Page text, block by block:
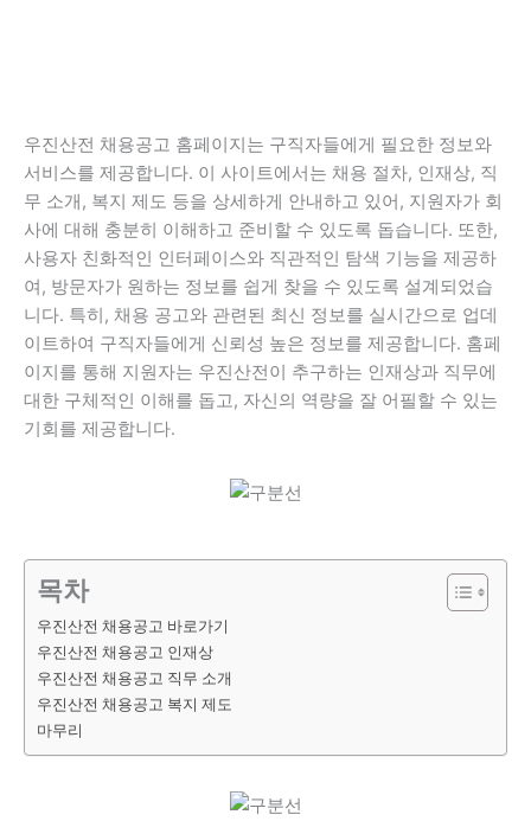
우진산전 채용공고 홈페이지는 구직자들에게 필요한 정보와
서비스를 제공합니다. 이 사이트에서는 채용 절차, 인재상, 직
무 소개, 복지 제도 등을 상세하게 안내하고 있어, 지원자가 회
사에 대해 충분히 이해하고 준비할 수 있도록 돕습니다. 또한,
사용자 친화적인 인터페이스와 직관적인 탐색 기능을 제공하
여, 방문자가 원하는 정보를 쉽게 찾을 수 있도록 설계되었습
니다. 특히, 채용 공고와 관련된 최신 정보를 실시간으로 업데
이트하여 구직자들에게 신뢰성 높은 정보를 제공합니다. 홈페
이지를 통해 지원자는 우진산전이 추구하는 인재상과 직무에
대한 구체적인 이해를 돕고, 자신의 역량을 잘 어필할 수 있는
기회를 제공합니다.
목차
우진산전 채용공고 바로가기
우진산전 채용공고 인재상
우진산전 채용공고 직무 소개
우진산전 채용공고 복지 제도
마무리